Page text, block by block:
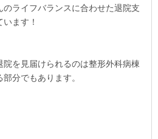
ライフバランスに合わせた退院支
ます！
院を見届けられるのは整形外科病棟
分でもあります。